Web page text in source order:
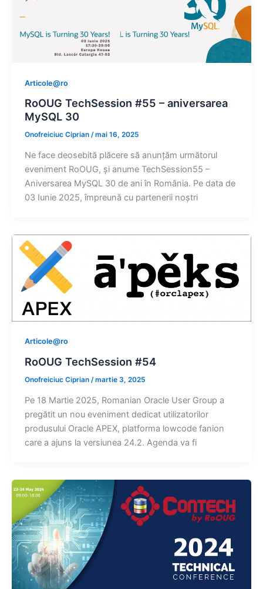
Articole@ro
RoOUG TechSession #55 – aniversarea
MySQL 30
Onofreiciuc Ciprian /mai 16, 2025
Ne face deosebită plăcere să anunțăm următorul
eveniment RoOUG, și anume TechSession55 –
Aniversarea MySQL 30 de ani în România. Pe data de
03 Iunie 2025, împreună cu partenerii noștri
Articole@ro
RoOUG TechSession #54
Onofreiciuc Ciprian /martie 3, 2025
Pe 18 Martie 2025, Romanian Oracle User Group a
pregătit un nou eveniment dedicat utilizatorilor
produsului Oracle APEX, platforma lowcode fanion
care a ajuns la versiunea 24.2. Agenda va fi